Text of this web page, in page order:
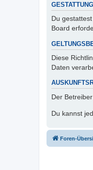
Du
Board
Diese
Daten
Der
Du kannst
Foren-